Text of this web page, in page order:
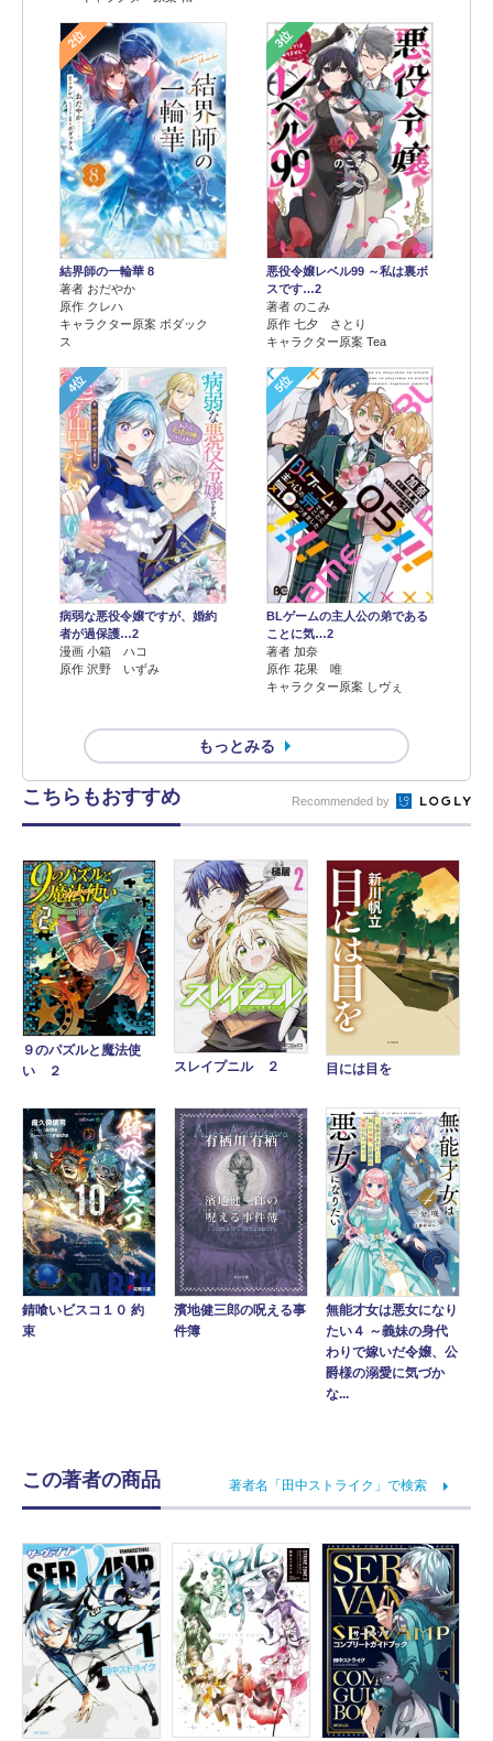
2位
結界師の一輪華 8
著者 おだやか
原作 クレハ
キャラクター原案 ボダック
ス
3位
悪役令嬢レベル99 ～私は裏ボ
スです…2
著者 のこみ
原作 七夕 さとり
キャラクター原案 Tea
4位
病弱な悪役令嬢ですが、婚約
者が過保護…2
漫画 小箱 ハコ
原作 沢野 いずみ
5位
BLゲームの主人公の弟である
ことに気…2
著者 加奈
原作 花果 唯
キャラクター原案 しヴぇ
もっとみる
こちらもおすすめ Recommended by
９のパズルと魔法使
い ２
スレイプニル ２ 目には目を
錆喰いビスコ１０ 約
束
濱地健三郎の呪える事
件簿
無能才女は悪女になり
たい４ ～義妹の身代
わりで嫁いだ令嬢、公
爵様の溺愛に気づか
な...
この著者の商品 著者名「田中ストライク」で検索